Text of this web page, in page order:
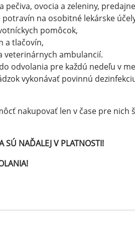
pečiva, ovocia a zeleniny,
na osobitné lekárske
pomôcok,
a tlačovín,
veterinárnych ambulancií.
odvolania pre každú nedeľu v
vykonávať povinnú
nakupovať len v čase pre nich
SÚ NAĎALEJ V PLATNOSTI!